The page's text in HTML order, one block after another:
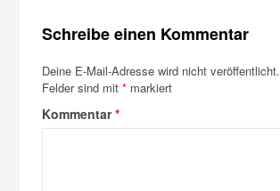
Schreibe einen Kommentar
Deine E-Mail-Adresse wird nicht veröffentlicht.
Felder sind mit* markiert
Kommentar*